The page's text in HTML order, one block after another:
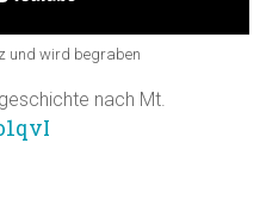
und wird begraben
nach Mt.